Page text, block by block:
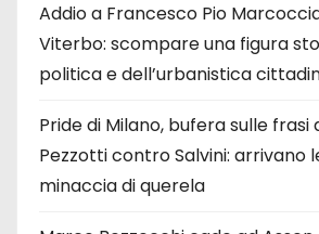
Addio a Francesco Pio
Viterbo: scompare una figura
politica e dell’urbanistica
Pride di Milano, bufera sulle frasi
Pezzotti contro Salvini: arrivano
minaccia di querela